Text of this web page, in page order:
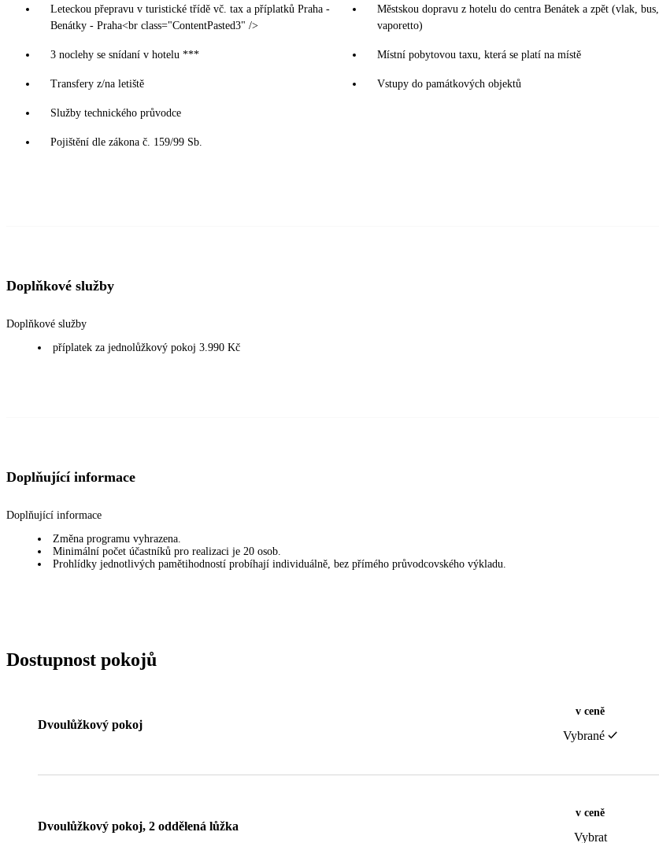
Leteckou přepravu v turistické třídě vč. tax a příplatků Praha -
Benátky - Praha<br class="ContentPasted3" />
3 noclehy se snídaní v hotelu ***
Transfery z/na letiště
Služby technického průvodce
Pojištění dle zákona č. 159/99 Sb.
Městskou dopravu z hotelu do centra Benátek a zpět (vlak, bus,
vaporetto)
Místní pobytovou taxu, která se platí na místě
Vstupy do památkových objektů
Doplňkové služby
Doplňkové služby
příplatek za jednolůžkový pokoj 3.990 Kč
Doplňující informace
Doplňující informace
Změna programu vyhrazena.
Minimální počet účastníků pro realizaci je 20 osob.
Prohlídky jednotlivých pamětihodností probíhají individuálně, bez přímého průvodcovského výkladu.
Dostupnost pokojů
Dvoulůžkový pokoj
v ceně
Vybrané
Dvoulůžkový pokoj, 2 oddělená lůžka
v ceně
Vybrat